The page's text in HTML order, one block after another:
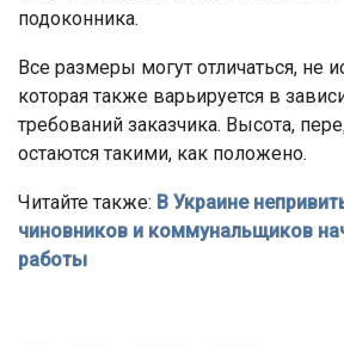
подоконника.
Все размеры могут отличаться, не
которая также варьируется в
требований заказчика. Высота,
остаются такими, как положено.
Читайте также: В Украине
чиновников и коммунальщиков
работы